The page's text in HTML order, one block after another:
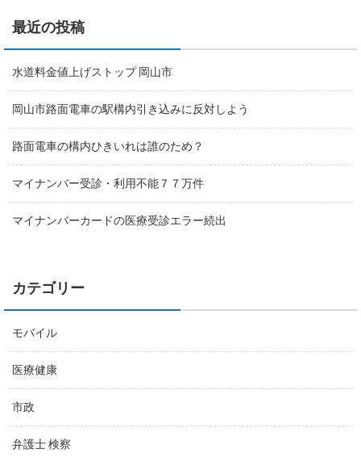
最近の投稿
水道料金値上げストップ 岡山市
岡山市路面電車の駅構内引き込みに反対しよう
路面電車の構内ひきいれは誰のため？
マイナンバー受診・利用不能７７万件
マイナンバーカードの医療受診エラー続出
カテゴリー
モバイル
医療健康
市政
弁護士 検察